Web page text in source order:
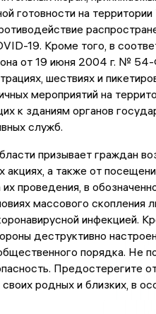
готовности на территории
19. Кроме того, в
от 19 июня 2004 г. №
шествиях и
мероприятий на
к зданиям органов
служб.
призывает граждан
акциях, а также от
проведения, в
массового скопления
инфекцией.
деструктивно
порядка. Не
Предостерегите
родных и близких, в